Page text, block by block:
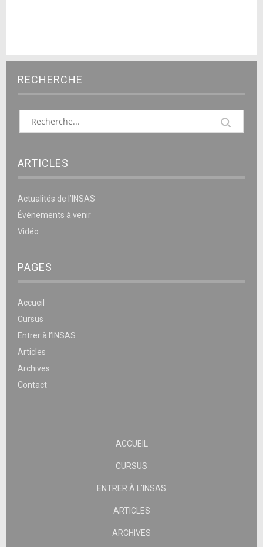
RECHERCHE
ARTICLES
Actualités de l’INSAS
Événements à venir
Vidéo
PAGES
Accueil
Cursus
Entrer à l’INSAS
Articles
Archives
Contact
ACCUEIL
CURSUS
ENTRER À L’INSAS
ARTICLES
ARCHIVES